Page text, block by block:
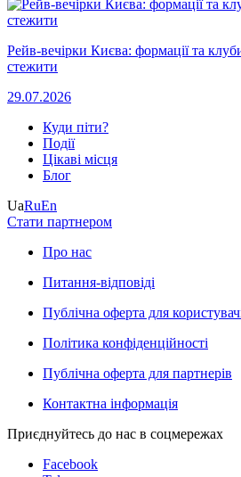
Рейв-вечірки Києва: формації та
стежити
29.07.2026
Куди піти?
Події
Цікаві місця
Блог
UaRuEn
Стати партнером
Про нас
Питання-відповіді
Публічна оферта для
Політика конфіденційності
Публічна оферта для партнерів
Контактна інформація
Приєднуйтесь до нас в соцмережах
Facebook